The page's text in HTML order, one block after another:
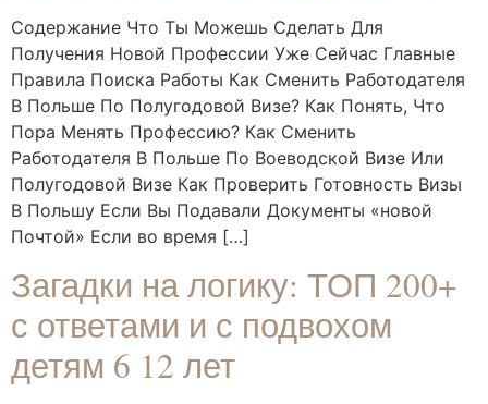
Содержание Что Ты Можешь Сделать Для
Получения Новой Профессии Уже Сейчас Главные
Правила Поиска Работы Как Сменить Работодателя
В Польше По Полугодовой Визе? Как Понять, Что
Пора Менять Профессию? Как Сменить
Работодателя В Польше По Воеводской Визе Или
Полугодовой Визе Как Проверить Готовность Визы
В Польшу Если Вы Подавали Документы «новой
Почтой» Если во время […]
Загадки на логику: ТОП 200+
с ответами и с подвохом
детям 6 12 лет